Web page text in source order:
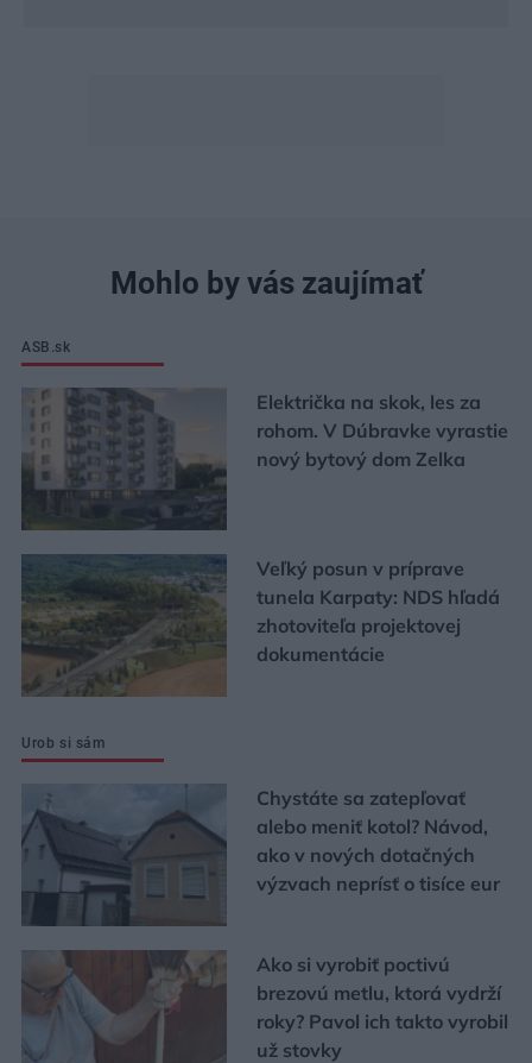
Mohlo by vás zaujímať
ASB.sk
Električka na skok, les za
rohom. V Dúbravke vyrastie
nový bytový dom Zelka
Veľký posun v príprave
tunela Karpaty: NDS hľadá
zhotoviteľa projektovej
dokumentácie
Urob si sám
Chystáte sa zatepľovať
alebo meniť kotol? Návod,
ako v nových dotačných
výzvach neprísť o tisíce eur
Ako si vyrobiť poctivú
brezovú metlu, ktorá vydrží
roky? Pavol ich takto vyrobil
už stovky